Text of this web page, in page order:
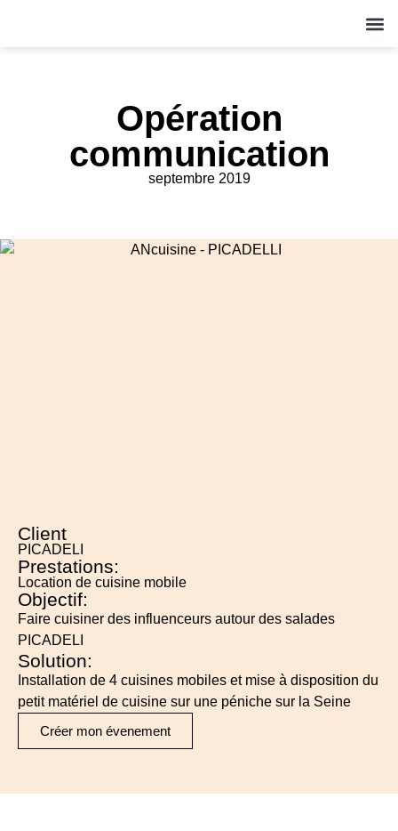
Opération
communication
septembre 2019
Client
PICADELI
Prestations:
Location de cuisine mobile
Objectif:
Faire cuisiner des influenceurs autour des salades
PICADELI
Solution:
Installation de 4 cuisines mobiles et mise à disposition du
petit matériel de cuisine sur une péniche sur la Seine
Créer mon évenement